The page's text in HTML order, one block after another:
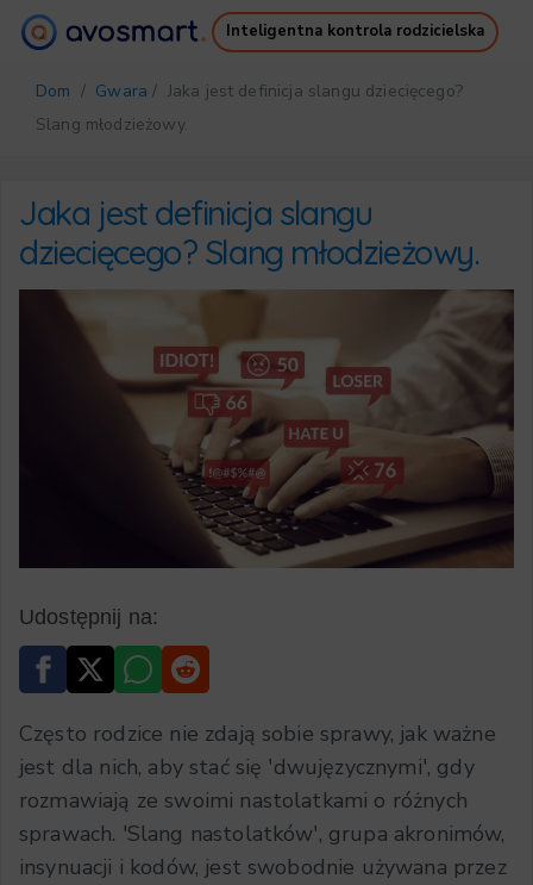
Inteligentna kontrola rodzicielska
Jak to działa
Cennik
Pobierz
Wsparcie
Zaloguj się
Zarejestruj się
Dom / Gwara / Jaka jest definicja slangu dziecięcego?
Slang młodzieżowy.
Jaka jest definicja slangu
dziecięcego? Slang młodzieżowy.
Udostępnij na:
Często rodzice nie zdają sobie sprawy, jak ważne
jest dla nich, aby stać się 'dwujęzycznymi', gdy
rozmawiają ze swoimi nastolatkami o różnych
sprawach. 'Slang nastolatków', grupa akronimów,
insynuacji i kodów, jest swobodnie używana przez